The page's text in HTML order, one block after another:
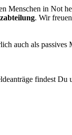
Menschen in Not
. Wir
auch als passives
findest Du